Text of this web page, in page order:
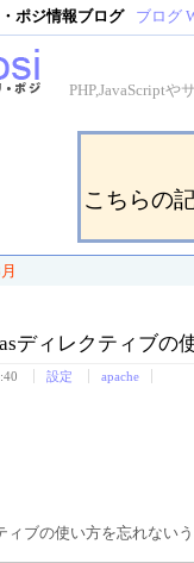
ポジ情報ブログ ブログ
PHP,JavaScript
こちらの
ディレクティブの
設定 apache
ィブの使い方を忘れない